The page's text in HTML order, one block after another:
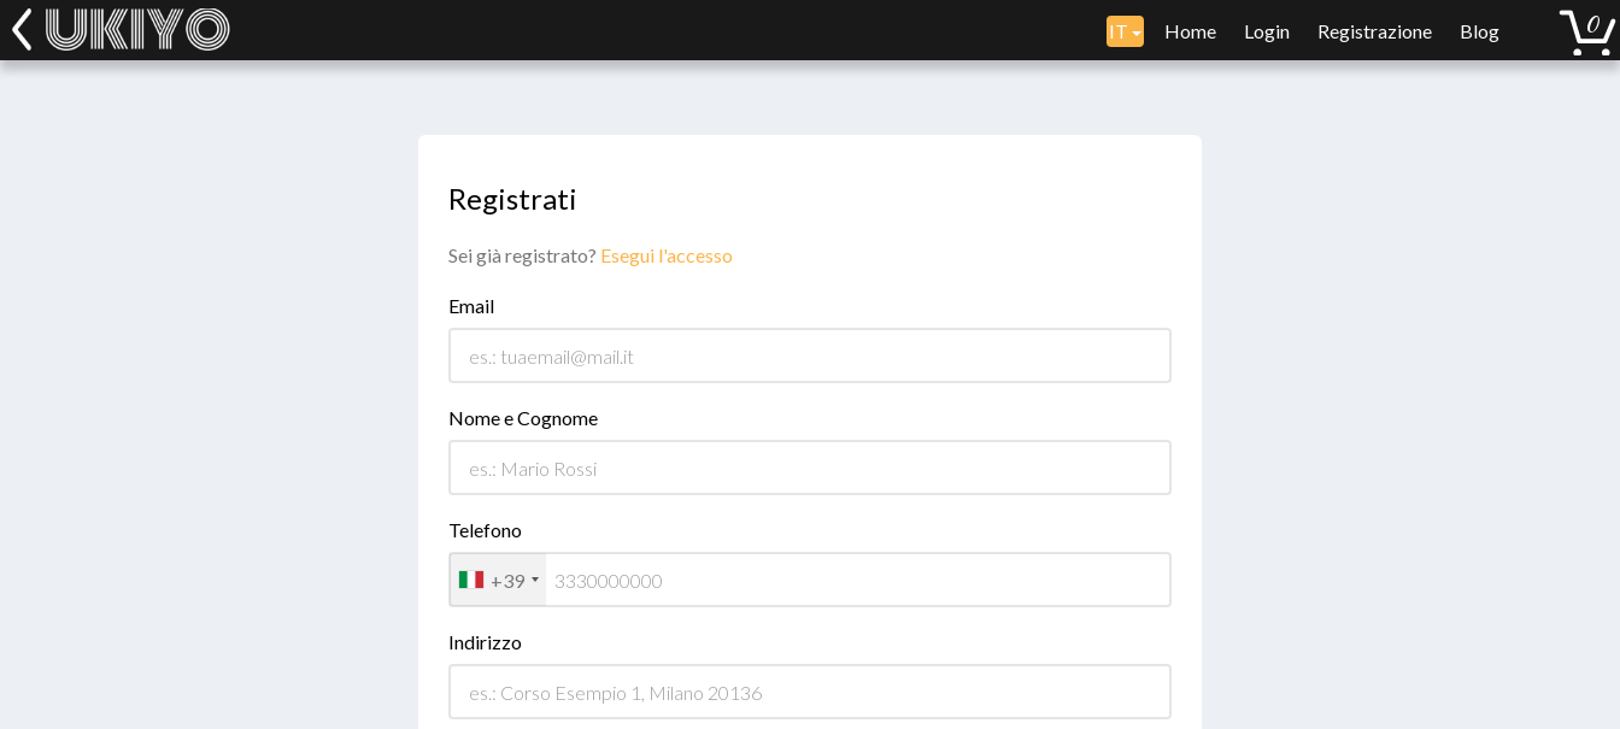
IT Home Login Registrazione Blog
Registrati
Sei già registrato? Esegui l'accesso
Email
Nome e Cognome
Telefono
+39
Indirizzo